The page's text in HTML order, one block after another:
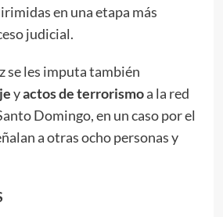
en una etapa más
judicial.
se les imputa también
yactos de terrorismoa la red
Domingo, en un caso por el
a otras ocho personas y